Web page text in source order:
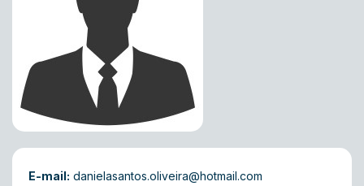
E-mail: danielasantos.oliveira@hotmail.com